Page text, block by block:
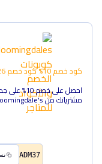
كود خصم 10% كود خصم
احصل على خصم 10%
مشترياتك من Bloomingdale's.
ADM37